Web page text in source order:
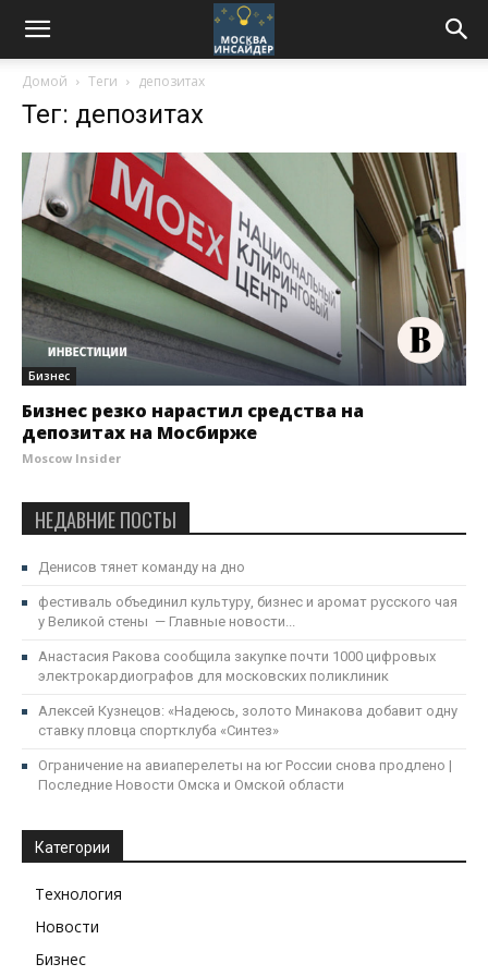
Домой Теги депозитах
Тег: депозитах
Бизнес
Бизнес резко нарастил средства на
депозитах на Мосбирже
Moscow Insider
НЕДАВНИЕ ПОСТЫ
Денисов тянет команду на дно
фестиваль объединил культуру, бизнес и аромат русского чая
у Великой стены — Главные новости...
Анастасия Ракова сообщила закупке почти 1000 цифровых
электрокардиографов для московских поликлиник
Алексей Кузнецов: «Надеюсь, золото Минакова добавит одну
ставку пловца спортклуба «Синтез»
Ограничение на авиаперелеты на юг России снова продлено |
Последние Новости Омска и Омской области
Категории
Технология
Новости
Бизнес